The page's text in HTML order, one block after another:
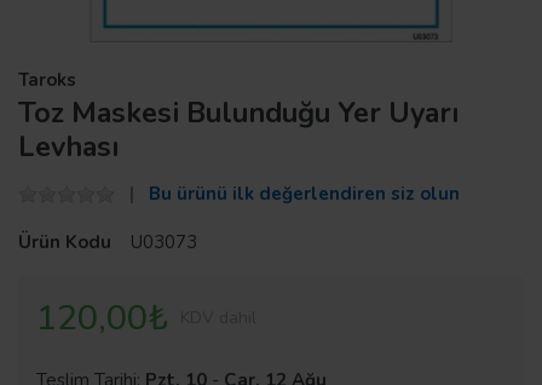
Taroks
Toz Maskesi Bulunduğu Yer Uyarı
Levhası
Bu ürünü ilk değerlendiren siz olun
Ürün Kodu
U03073
120,00₺
Teslim Tarihi: Pzt, 10 - Çar, 12 Ağu